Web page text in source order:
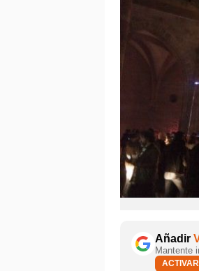
Añadir
Mantente